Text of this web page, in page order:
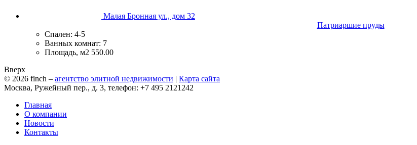
Малая Бронная ул., дом 32
Патриаршие пруды
Спален: 4-5
Ванных комнат: 7
Площадь, м2 550.00
Вверх
© 2026 finch – агентство элитной недвижимости | Карта сайта
Москва, Ружейный пер., д. 3, телефон: +7 495 2121242
Главная
О компании
Новости
Контакты